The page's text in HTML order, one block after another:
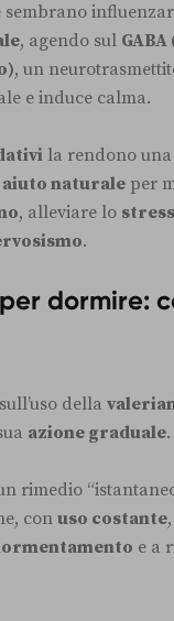
sembrano
, agendo sul
, un
e induce calma.
la rendono
aiuto naturale per
, alleviare lo stress
.
dormire:
sull’uso della
azione graduale.
rimedio
con uso costante
e a